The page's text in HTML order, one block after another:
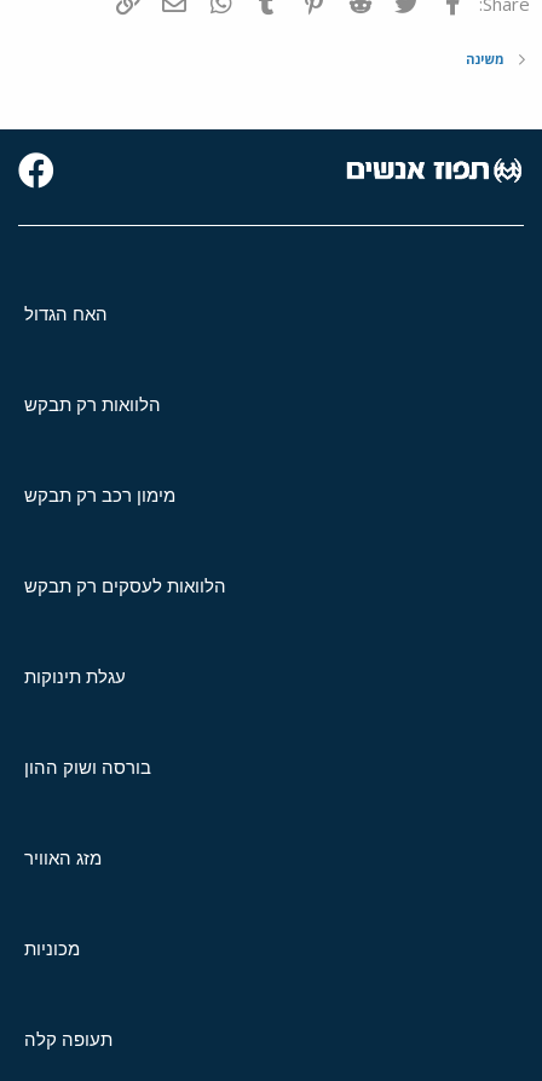
משינה
האח הגדול
הלוואות רק תבקש
מימון רכב רק תבקש
הלוואות לעסקים רק תבקש
עגלת תינוקות
בורסה ושוק ההון
מזג האוויר
מכוניות
תעופה קלה